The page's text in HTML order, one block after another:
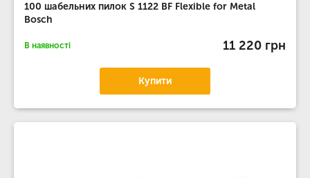
100 шабельних пилок S 1122 BF Flexible for Metal
Bosch
В наявності 11 220 грн
Купити